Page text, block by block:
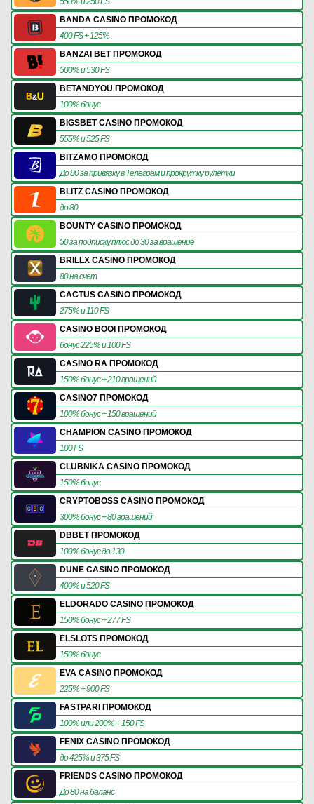
BANDA CASINO ПРОМОКОД
400 FS + 125%
BANZAI BET ПРОМОКОД
500% и 530 FS
BETANDYOU ПРОМОКОД
100% бонус
BIGSBET CASINO ПРОМОКОД
555% и 525 FS
BITZAMO ПРОМОКОД
До 80 за привязку в Телеграм и прокрутку рулетки
BLITZ CASINO ПРОМОКОД
до 80
BOUNTY CASINO ПРОМОКОД
50 за подписку плюс до 30 за вращение
BRILLX CASINO ПРОМОКОД
80 на счет
CACTUS CASINO ПРОМОКОД
275% и 110 FS
CASINO BOOI ПРОМОКОД
бонус 225% и 100 FS
CASINO RA ПРОМОКОД
150% бонус + 210 вращений
CASINO7 ПРОМОКОД
100% бонус + 150 вращений
CHAMPION CASINO ПРОМОКОД
100 FS
CLUBNIKA CASINO ПРОМОКОД
150% бонус
CRYPTOBOSS CASINO ПРОМОКОД
300% бонус + 80 вращений
DBBET ПРОМОКОД
100% бонус до 130
DUNE CASINO ПРОМОКОД
400% и 520 FS
ELDORADO CASINO ПРОМОКОД
150% бонус + 277 FS
ELSLOTS ПРОМОКОД
150% бонус
EVA CASINO ПРОМОКОД
225% + 900 FS
FASTPARI ПРОМОКОД
100% или 200% + 150 FS
FENIX CASINO ПРОМОКОД
до 425% и 375 FS
FRIENDS CASINO ПРОМОКОД
До 80 на баланс